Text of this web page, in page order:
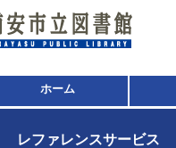
レファレンスサービス
ホーム